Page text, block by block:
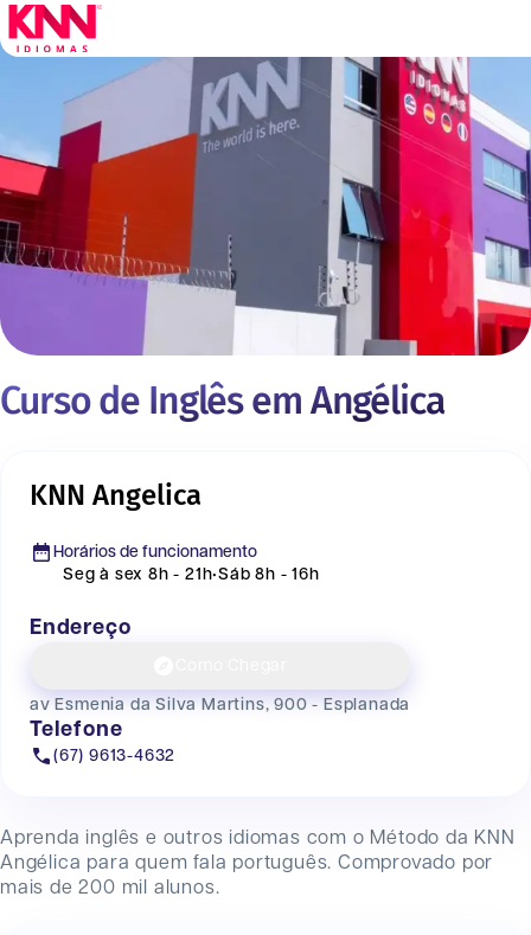
Curso de Inglês em Angélica
Aprenda inglês e outros idiomas com o Método da KNN
Angélica para quem fala português. Comprovado por
mais de 200 mil alunos.
KNN Angelica
Horários de funcionamento
Seg à sex 8h - 21h•Sáb 8h - 16h
Endereço
av Esmenia da Silva Martins, 900 - Esplanada
Telefone
(67) 9613-4632